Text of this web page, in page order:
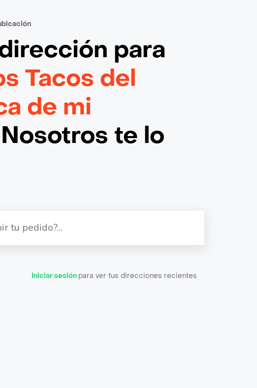
para
Tacos del
de mi
te lo
Iniciar sesión para ver tus direcciones recientes